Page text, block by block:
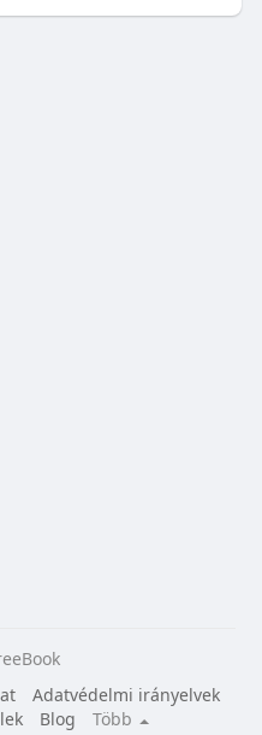
Adatvédelmi irányelvek
Blog
Több